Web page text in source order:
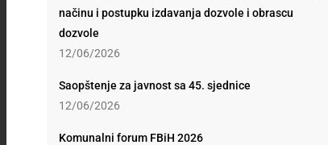
načinu i postupku izdavanja dozvole i obrascu
dozvole
12/06/2026
Saopštenje za javnost sa 45. sjednice
12/06/2026
Komunalni forum FBiH 2026